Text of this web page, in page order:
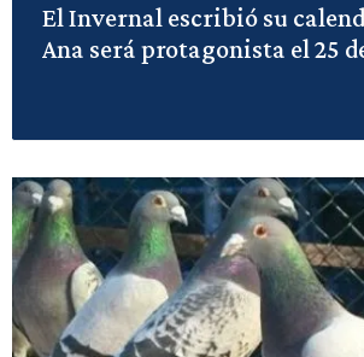
El Invernal escribió su
Ana será protagonista el 25